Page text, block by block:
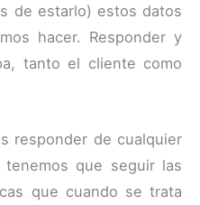
de estarlo) estos datos
hacer. Responder y
tanto el cliente como
responder de cualquier
que seguir las
que cuando se trata